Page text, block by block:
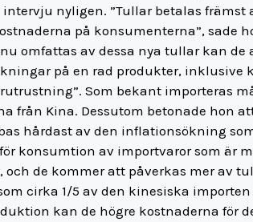
intervju nyligen. ”Tullar betalas
på konsumenterna”, sade
omfattas av dessa nya tullar kan
på en rad produkter, inklusive
Som bekant importeras
från Kina. Dessutom betonade hon
hårdast av den inflationsökning
konsumtion av importvaror som är
och de kommer att påverkas mer av
cirka 1/5 av den kinesiska
kan de högre kostnaderna för